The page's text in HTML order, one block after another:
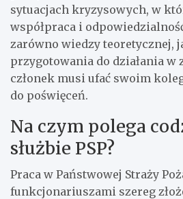
sytuacjach kryzysowych, w
współpraca i
zarówno wiedzy teoretycznej,
przygotowania do działania w
członek musi ufać swoim
do poświęceń.
Na czym polega
służbie PSP?
Praca w Państwowej Straży
funkcjonariuszami szereg